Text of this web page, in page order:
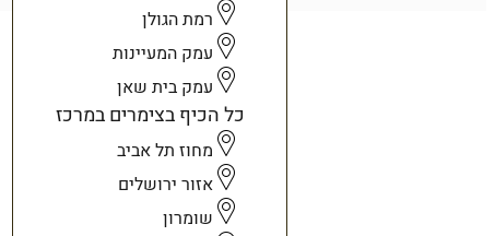
רמת הגולן
עמק המעיינות
עמק בית שאן
כל הכיף בצימרים במרכז
מחוז תל אביב
אזור ירושלים
שומרון